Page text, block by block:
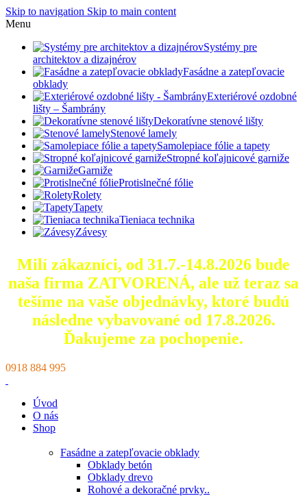
Skip to navigation Skip to main content
Menu
Systémy pre
architektov a dizajnérov
Fasádne a zatepľovacie
obklady
Exteriérové ozdobné
lišty – Šambrány
Dekoratívne stenové lišty
Stenové lamely
Samolepiace fólie a tapety
Stropné koľajnicové garniže
Garniže
Protislnečné fólie
Rolety
Tapety
Tieniaca technika
Závesy
Milí zákazníci, od 31.7.-14.8.2026 bude
naša firma ZATVORENÁ, ale už teraz sa
tešíme na vaše objednávky, ktoré budú
následne vybavované od 17.8.2026.
Ďakujeme za pochopenie.
0918 884 995
Úvod
O nás
Shop
Fasádne a zatepľovacie obklady
Obklady betón
Obklady drevo
Rohové a dekoračné prvky..